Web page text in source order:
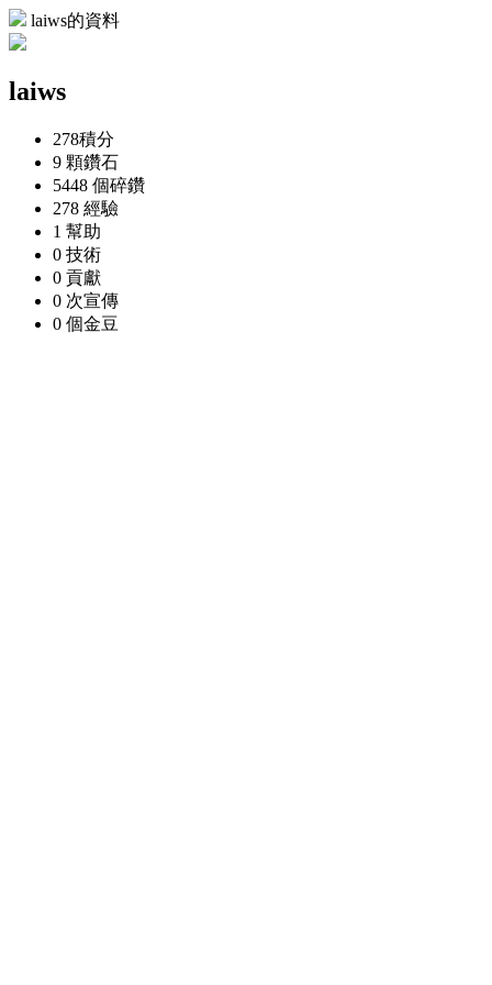
laiws的資料
laiws
278積分
9 顆鑽石
5448 個碎鑽
278 經驗
1 幫助
0 技術
0 貢獻
0 次宣傳
0 個金豆